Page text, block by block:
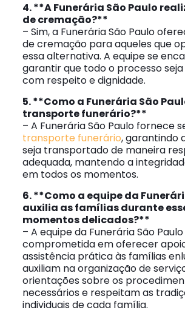
4. **A Funerária São Paulo
de cremação?**
– Sim, a Funerária São Paulo
de cremação para aqueles que
essa alternativa. A equipe se
garantir que todo o processo
com respeito e dignidade.
5. **Como a Funerária São
transporte funerário?**
– A Funerária São Paulo fornece
transporte funerário, garantindo
seja transportado de maneira
adequada, mantendo a
em todos os momentos.
6. **Como a equipe da
auxilia as famílias durante
momentos delicados?**
– A equipe da Funerária São
comprometida em oferecer
assistência prática às famílias
auxiliam na organização de
orientações sobre os
necessários e respeitam as
individuais de cada família.